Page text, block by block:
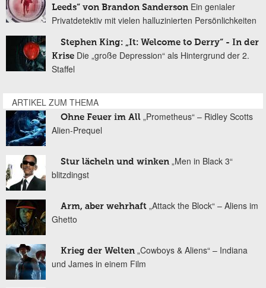
Leeds“ von Brandon Sanderson Ein genialer
Privatdetektiv mit vielen halluzinierten Persönlichkeiten
Stephen King: „It: Welcome to Derry“ - In der
Krise Die „große Depression“ als Hintergrund der 2.
Staffel
ARTIKEL ZUM THEMA
Ohne Feuer im All „Prometheus“ – Ridley Scotts
Alien-Prequel
Stur lächeln und winken „Men in Black 3“
blitzdingst
Arm, aber wehrhaft „Attack the Block“ – Aliens im
Ghetto
Krieg der Welten „Cowboys & Aliens“ – Indiana
und James in einem Film